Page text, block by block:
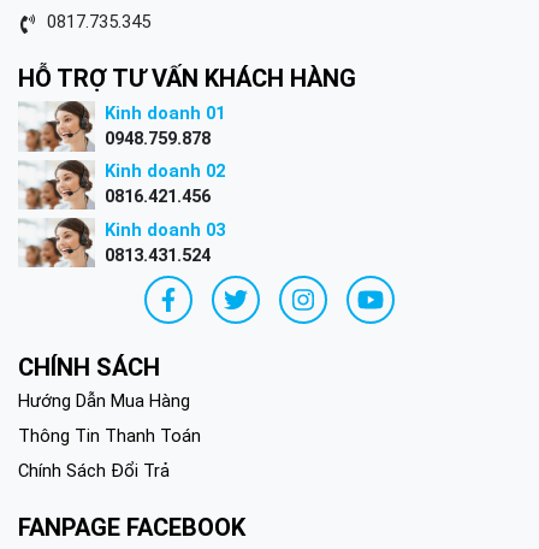
0817.735.345
HỖ TRỢ TƯ VẤN KHÁCH HÀNG
Kinh doanh 01
0948.759.878
Kinh doanh 02
0816.421.456
Kinh doanh 03
0813.431.524
CHÍNH SÁCH
Hướng Dẫn Mua Hàng
Thông Tin Thanh Toán
Chính Sách Đổi Trả
FANPAGE FACEBOOK